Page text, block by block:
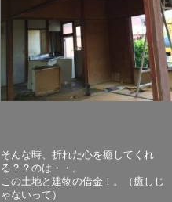
そんな時、折れた心を癒してくれ
る？？のは・・。
この土地と建物の借金！。（癒しじ
ゃないって）